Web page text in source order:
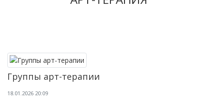
Группы арт-терапии
18.01.2026 20:09